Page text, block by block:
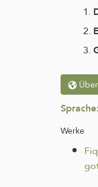
Sprache:
Werke